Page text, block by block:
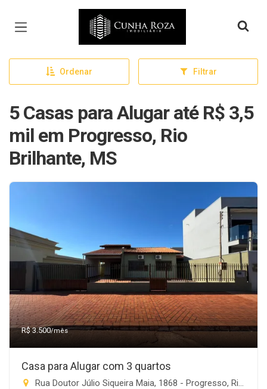
Página inicial
Ordenar Filtrar
5 Casas para Alugar até R$ 3,5
mil em Progresso, Rio
Brilhante, MS
R$ 3.500/mês
Casa para Alugar com 3 quartos
Rua Doutor Júlio Siqueira Maia, 1868 - Progresso, Rio Brilhante-MS